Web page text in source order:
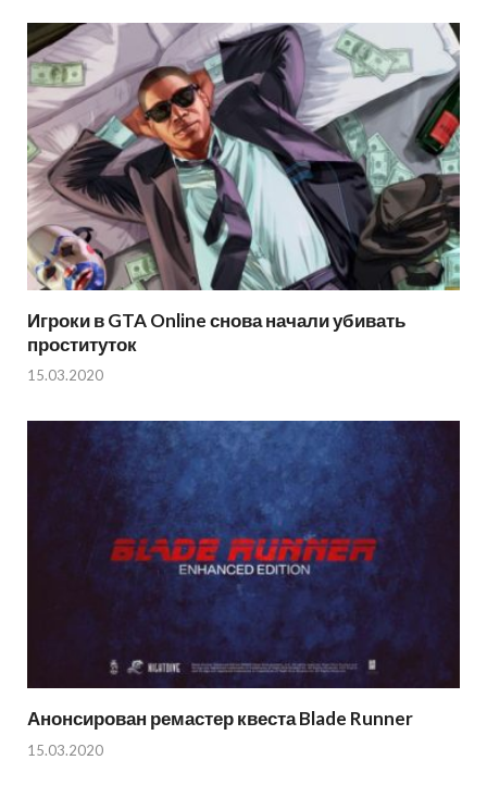
Игроки в GTA Online снова начали убивать
проституток
15.03.2020
Анонсирован ремастер квеста Blade Runner
15.03.2020